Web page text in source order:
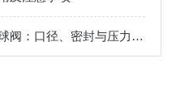
如何选择合适的不锈钢快装球阀：口径、密封与压力等级？